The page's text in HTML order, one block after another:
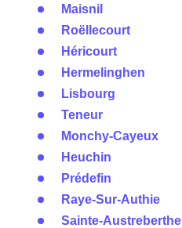
Maisnil
Roëllecourt
Héricourt
Hermelinghen
Lisbourg
Teneur
Monchy-Cayeux
Heuchin
Prédefin
Raye-Sur-Authie
Sainte-Austreberthe